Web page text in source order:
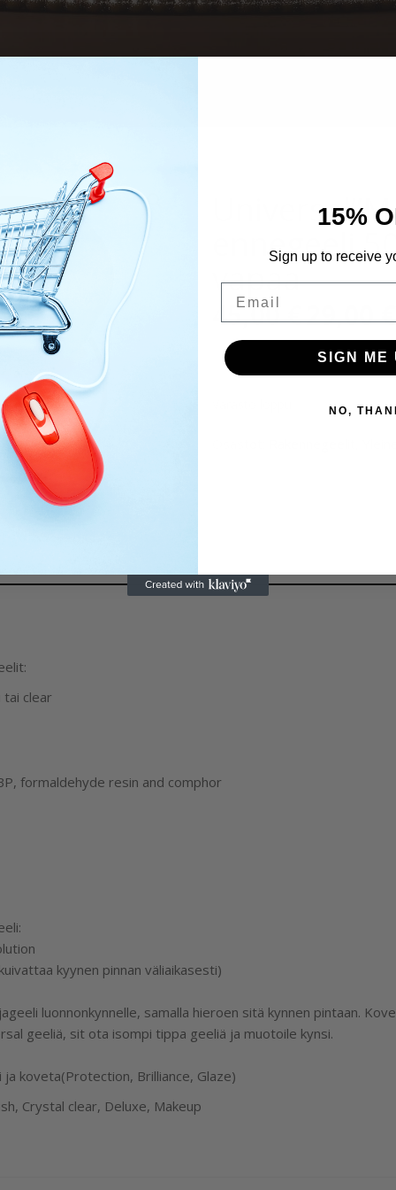
vapaa
45,00€hinta
oli:
29,00€
tai clear
formaldehyde resin and comphor
kyynen pinnan väliaikasesti)
luonnonkynnelle, samalla hieroen sitä kynnen pintaan.
geeliä, sit ota isompi tippa geeliä ja muotoile kynsi.
koveta(Protection, Brilliance, Glaze)
Crystal clear, Deluxe, Makeup
15%
Sign up to receive
SIGN ME
NO,